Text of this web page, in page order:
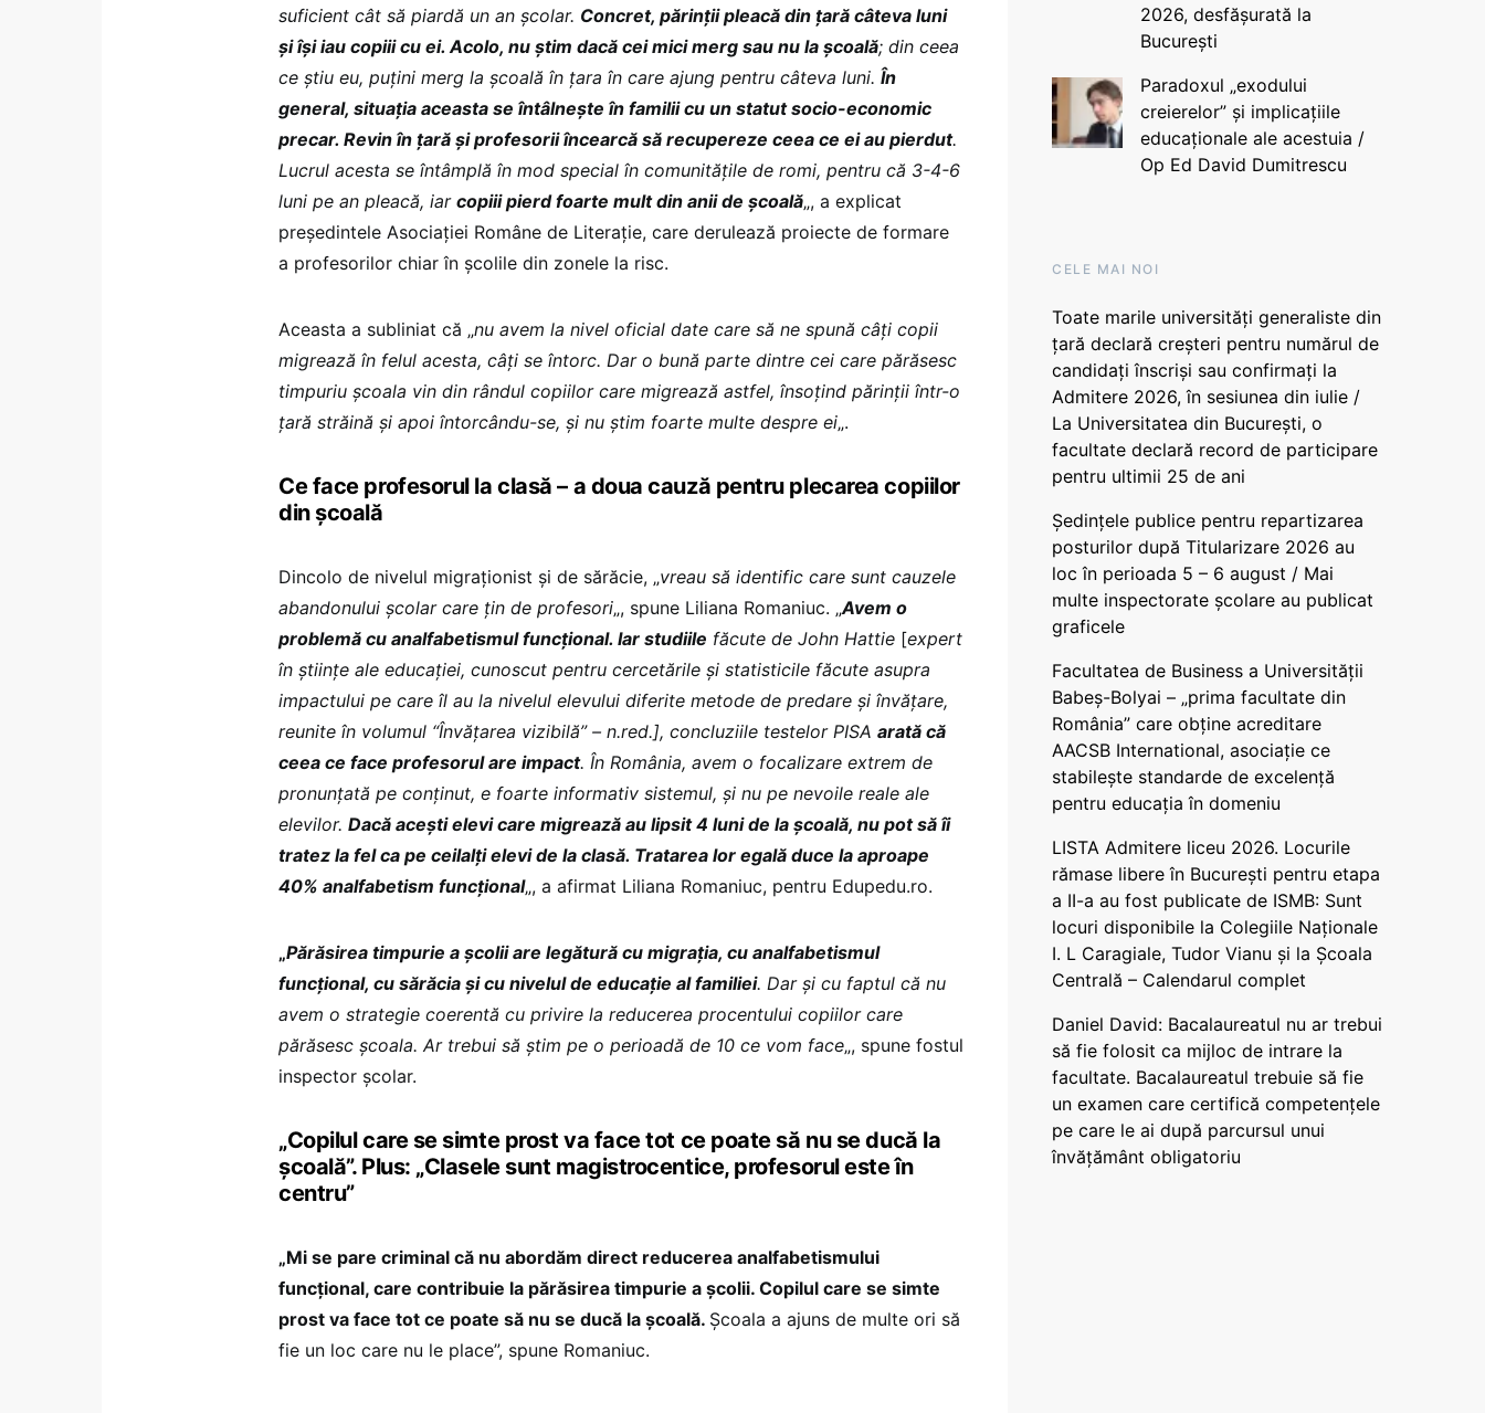
suficient cât să piardă un an școlar. Concret, părinții pleacă din țară câteva luni
și își iau copiii cu ei. Acolo, nu știm dacă cei mici merg sau nu la școală; din ceea
ce știu eu, puțini merg la școală în țara în care ajung pentru câteva luni. În
general, situația aceasta se întâlnește în familii cu un statut socio-economic
precar. Revin în țară și profesorii încearcă să recupereze ceea ce ei au pierdut.
Lucrul acesta se întâmplă în mod special în comunitățile de romi, pentru că 3-4-6
luni pe an pleacă, iar copiii pierd foarte mult din anii de școală„, a explicat
președintele Asociației Române de Literație, care derulează proiecte de formare
a profesorilor chiar în școlile din zonele la risc.
Aceasta a subliniat că „nu avem la nivel oficial date care să ne spună câți copii
migrează în felul acesta, câți se întorc. Dar o bună parte dintre cei care părăsesc
timpuriu școala vin din rândul copiilor care migrează astfel, însoțind părinții într-o
țară străină și apoi întorcându-se, și nu știm foarte multe despre ei„.
Ce face profesorul la clasă – a doua cauză pentru plecarea copiilor
din școală
Dincolo de nivelul migraționist și de sărăcie, „vreau să identific care sunt cauzele
abandonului școlar care țin de profesori„, spune Liliana Romaniuc. „Avem o
problemă cu analfabetismul funcțional. Iar studiile făcute de John Hattie [expert
în științe ale educației, cunoscut pentru cercetările și statisticile făcute asupra
impactului pe care îl au la nivelul elevului diferite metode de predare și învățare,
reunite în volumul “Învățarea vizibilă” – n.red.], concluziile testelor PISA arată că
ceea ce face profesorul are impact. În România, avem o focalizare extrem de
pronunțată pe conținut, e foarte informativ sistemul, și nu pe nevoile reale ale
elevilor. Dacă acești elevi care migrează au lipsit 4 luni de la școală, nu pot să îi
tratez la fel ca pe ceilalți elevi de la clasă. Tratarea lor egală duce la aproape
40% analfabetism funcțional„, a afirmat Liliana Romaniuc, pentru Edupedu.ro.
„Părăsirea timpurie a școlii are legătură cu migrația, cu analfabetismul
funcțional, cu sărăcia și cu nivelul de educație al familiei. Dar și cu faptul că nu
avem o strategie coerentă cu privire la reducerea procentului copiilor care
părăsesc școala. Ar trebui să știm pe o perioadă de 10 ce vom face„, spune fostul
inspector școlar.
„Copilul care se simte prost va face tot ce poate să nu se ducă la
școală”. Plus: „Clasele sunt magistrocentice, profesorul este în
centru”
„Mi se pare criminal că nu abordăm direct reducerea analfabetismului
funcțional, care contribuie la părăsirea timpurie a școlii. Copilul care se simte
prost va face tot ce poate să nu se ducă la școală. Școala a ajuns de multe ori să
fie un loc care nu le place”, spune Romaniuc.
2026, desfășurată la
București
Paradoxul „exodului
creierelor” și implicațiile
educaționale ale acestuia /
Op Ed David Dumitrescu
CELE MAI NOI
Toate marile universități generaliste din
țară declară creșteri pentru numărul de
candidați înscriși sau confirmați la
Admitere 2026, în sesiunea din iulie /
La Universitatea din București, o
facultate declară record de participare
pentru ultimii 25 de ani
Ședințele publice pentru repartizarea
posturilor după Titularizare 2026 au
loc în perioada 5 – 6 august / Mai
multe inspectorate școlare au publicat
graficele
Facultatea de Business a Universității
Babeș-Bolyai – „prima facultate din
România” care obține acreditare
AACSB International, asociație ce
stabilește standarde de excelență
pentru educația în domeniu
LISTA Admitere liceu 2026. Locurile
rămase libere în București pentru etapa
a II-a au fost publicate de ISMB: Sunt
locuri disponibile la Colegiile Naționale
I. L Caragiale, Tudor Vianu și la Școala
Centrală – Calendarul complet
Daniel David: Bacalaureatul nu ar trebui
să fie folosit ca mijloc de intrare la
facultate. Bacalaureatul trebuie să fie
un examen care certifică competențele
pe care le ai după parcursul unui
învățământ obligatoriu